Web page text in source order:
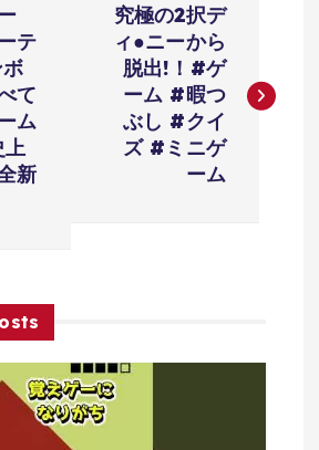
テ
て
ム
新
究極の2択デ
ィ●ニーから
脱出!！#ゲ
ーム #暇つ
ぶし #クイ
ズ #ミニゲ
ーム